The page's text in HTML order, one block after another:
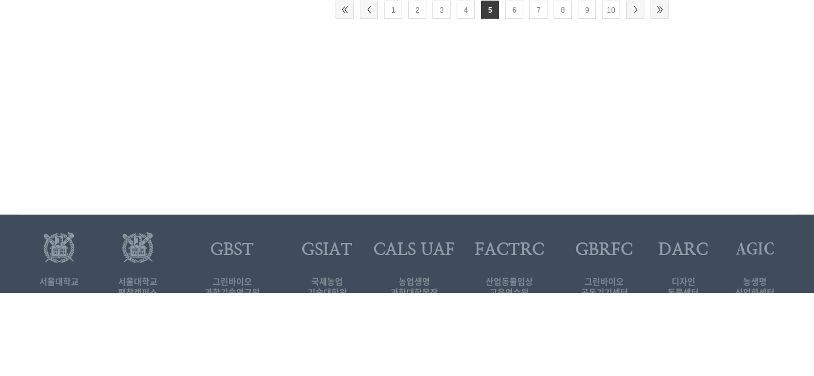
1 2 3 4 5 6 7 8 9 10
서울대학교
서울대학교
평창캠퍼스
그린바이오
과학기술연구원
국제농업
기술대학원
농업생명
과학대학목장
산업동물임상
교육연수원
그린바이오
공동기기센터
디자인
동물센터
농생명
산업화센터